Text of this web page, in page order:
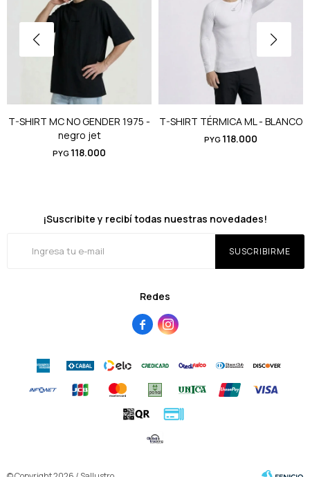
T-SHIRT MC NO GENDER 1975 -
negro jet
PYG 118.000
T-SHIRT TÉRMICA ML - BLANCO
PYG 118.000
Redes
 
¡Suscribite y recibí todas nuestras novedades!
SUSCRIBIRME